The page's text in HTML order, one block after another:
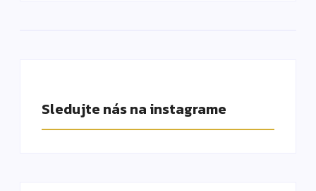
Sledujte nás na instagrame